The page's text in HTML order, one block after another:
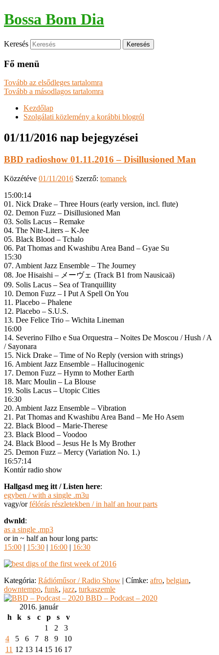
Bossa Bom Dia
Keresés
Fő menü
Tovább az elsődleges tartalomra
Tovább a másodlagos tartalomra
Kezdőlap
Szolgálati közlemény a korábbi blogról
01/11/2016 nap bejegyzései
BBD radioshow 01.11.2016 – Disillusioned Man
Közzétéve 01/11/2016 Szerző: tomanek
15:00:14
01. Nick Drake – Three Hours (early version, incl. flute)
02. Demon Fuzz – Disillusioned Man
03. Solis Lacus – Remake
04. The Nite-Liters – K-Jee
05. Black Blood – Tchalo
06. Pat Thomas and Kwashibu Area Band – Gyae Su
15:30
07. Ambient Jazz Ensemble – The Journey
08. Joe Hisaishi – メーヴェ (Track B1 from Nausicaä)
09. Solis Lacus – Sea of Tranquillity
10. Demon Fuzz – I Put A Spell On You
11. Placebo – Phalene
12. Placebo – S.U.S.
13. Dee Felice Trio – Wichita Lineman
16:00
14. Severino Filho e Sua Orquestra – Noites De Moscou / Hush / A
/ Sayonara
15. Nick Drake – Time of No Reply (version with strings)
16. Ambient Jazz Ensemble – Hallucinogenic
17. Demon Fuzz – Hymn to Mother Earth
18. Marc Moulin – La Blouse
19. Solis Lacus – Utopic Cities
16:30
20. Ambient Jazz Ensemble – Vibration
21. Pat Thomas and Kwashibu Area Band – Me Ho Asem
22. Black Blood – Marie-Therese
23. Black Blood – Voodoo
24. Black Blood – Jesus He Is My Brother
25. Demon Fuzz – Mercy (Variation No. 1.)
16:57:14
Kontúr radio show
Hallgasd meg itt / Listen here:
egyben / with a single .m3u
vagy/orfélórás részletekben / in half an hour parts
dwnld:
as a single .mp3
or in ~ half an hour long parts:
15:00 | 15:30 | 16:00 | 16:30
Kategória: Rádióműsor / Radio Show | Címke: afro, belgian,
downtempo, funk, jazz, turkaszemle
BBD – Podcast – 2020
2016. január
h
k s c p s
v
1
2
3
4
5 6 7 8 9
10
11 12 13 14 15 16 17